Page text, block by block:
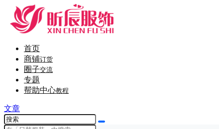
首页
商铺订货
圈子交流
专题
帮助中心教程
文章